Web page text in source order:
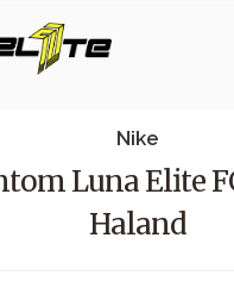
Nike
Luna Elite
Haland